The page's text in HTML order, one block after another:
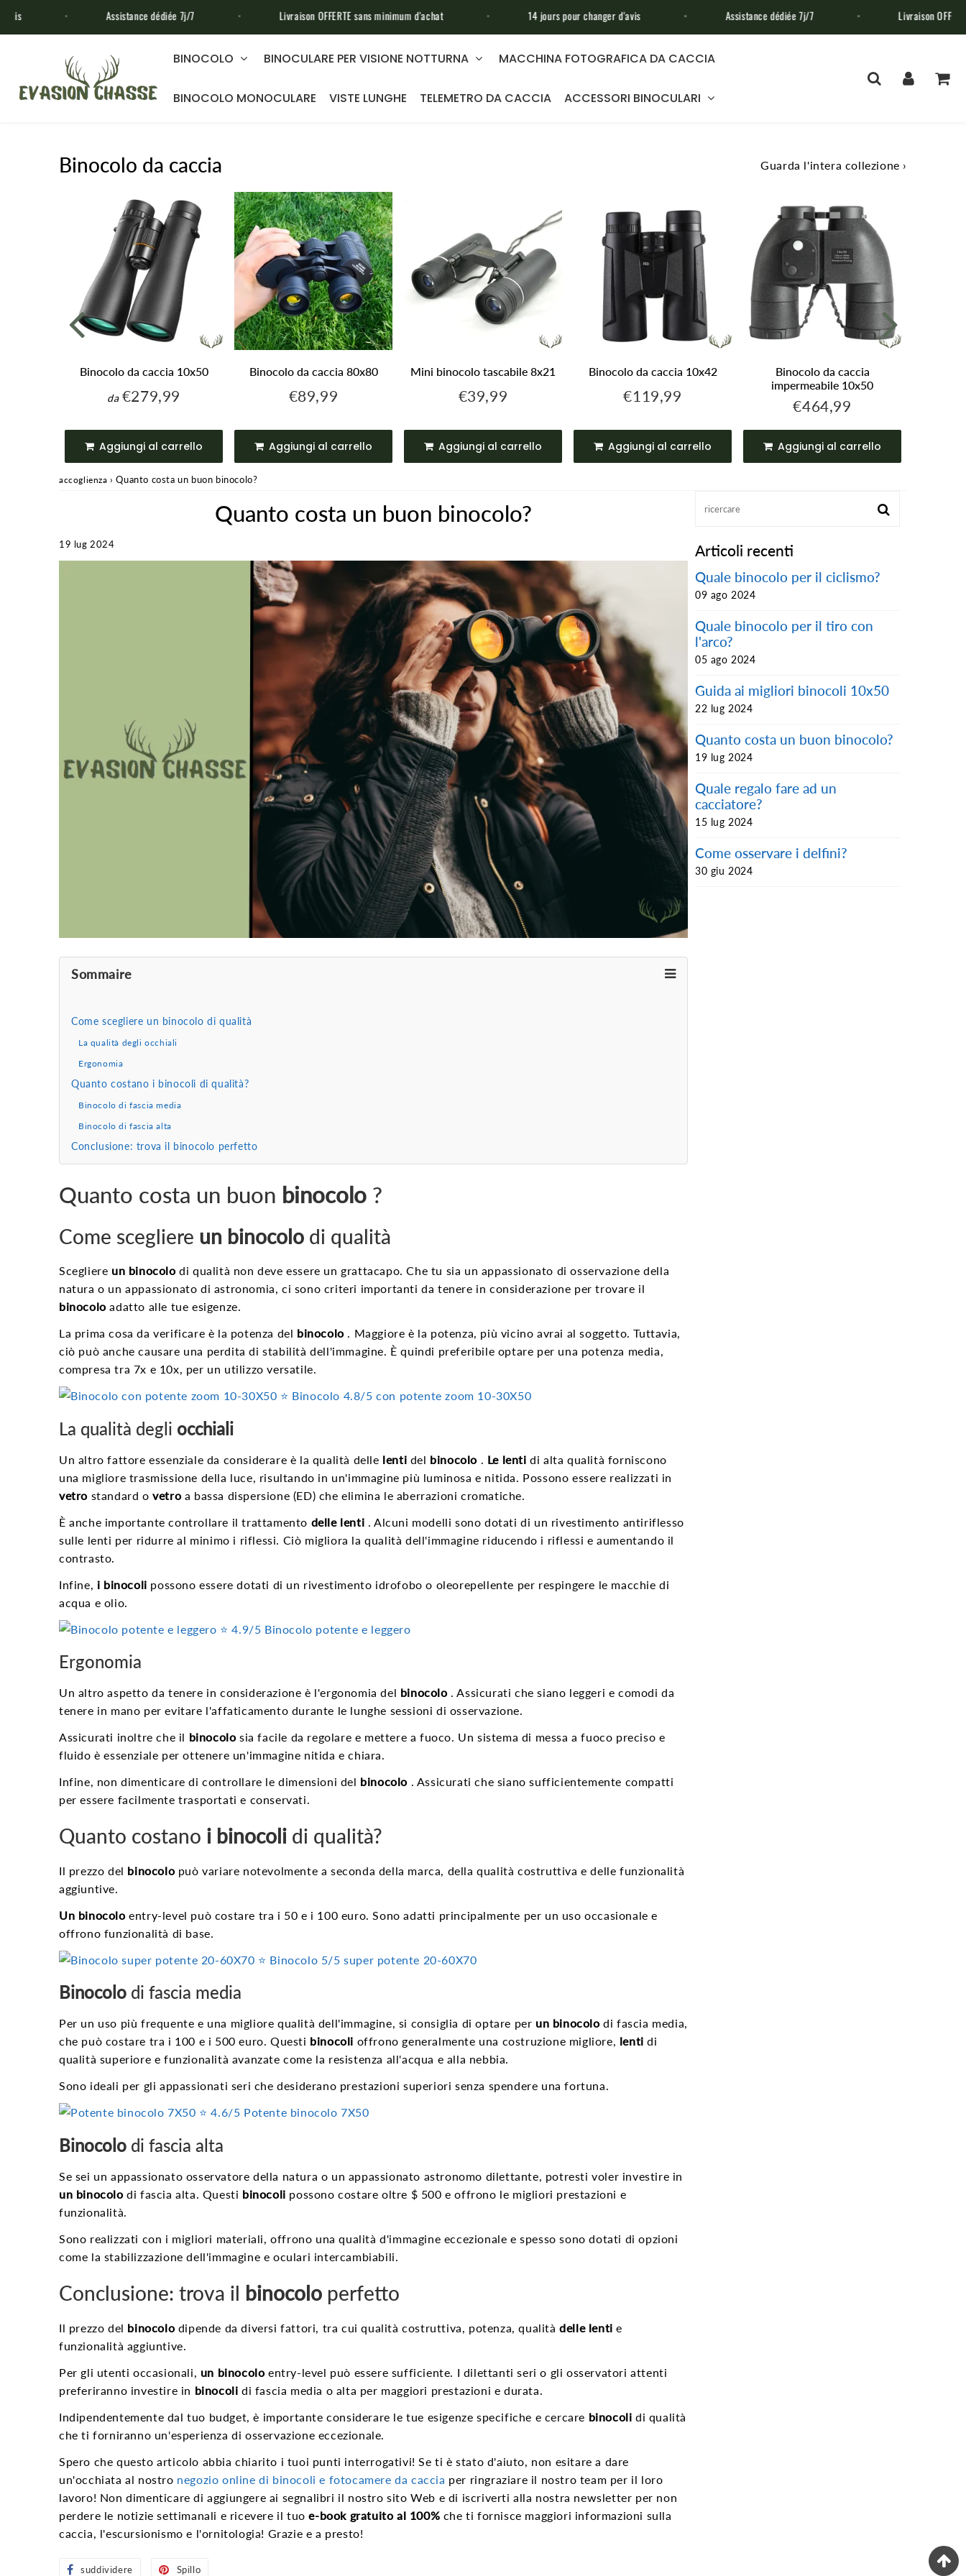
Assistance dédiée 7j/7 Livraison OFFERTE sans minimum d'achat 14 jours pour changer d'avis Assistance dédiée 7j/7 Livraison OFFERTE sans minimum
BINOCOLO BINOCULARE PER VISIONE NOTTURNA MACCHINA FOTOGRAFICA DA CACCIA
BINOCOLO MONOCULARE VISTE LUNGHE TELEMETRO DA CACCIA ACCESSORI BINOCULARI
Binocolo da caccia Guarda l'intera collezione ›
Binocolo da caccia 10x50
da Prezzo
€279,99
Aggiungi al carrello
Binocolo da caccia 80x80
Prezzo
€89,99
Aggiungi al carrello
Mini binocolo tascabile 8x21
Prezzo
€39,99
Aggiungi al carrello
Binocolo da caccia 10x42
Prezzo
€119,99
Aggiungi al carrello
Binocolo da caccia
impermeabile 10x50
Prezzo
€464,99
Aggiungi al carrello
accoglienza › Quanto costa un buon binocolo?
Quanto costa un buon binocolo?
19 lug 2024
Sommaire
Come scegliere un binocolo di qualità
La qualità degli occhiali
Ergonomia
Quanto costano i binocoli di qualità?
Binocolo di fascia media
Binocolo di fascia alta
Conclusione: trova il binocolo perfetto
Quanto costa un buon binocolo ?
Come scegliere un binocolo di qualità
Scegliere un binocolodi qualità non deve essere un grattacapo. Che tu sia un appassionato di osservazione della
natura o un appassionato di astronomia, ci sono criteri importanti da tenere in considerazione per trovare il
binocoloadatto alle tue esigenze.
La prima cosa da verificare è la potenza del binocolo. Maggiore è la potenza, più vicino avrai al soggetto. Tuttavia,
ciò può anche causare una perdita di stabilità dell'immagine. È quindi preferibile optare per una potenza media,
compresa tra 7x e 10x, per un utilizzo versatile.
⭐️ Binocolo 4.8/5 con potente zoom 10-30X50
La qualità degli occhiali
Un altro fattore essenziale da considerare è la qualità delle lenti del binocolo Le lenti di alta qualità forniscono
una migliore trasmissione della luce, risultando in un'immagine più luminosa e nitida. Possono essere realizzati in
vetro standard ovetroa bassa dispersione (ED) che elimina le aberrazioni cromatiche.
È anche importante controllare il trattamento delle lenti . Alcuni modelli sono dotati di un rivestimento antiriflesso
sulle lenti per ridurre al minimo i riflessi. Ciò migliora la qualità dell'immagine riducendo i riflessi e aumentando il
contrasto.
Infine, i binocoli possono essere dotati di un rivestimento idrofobo o oleorepellente per respingere le macchie di
acqua e olio.
⭐️ 4.9/5 Binocolo potente e leggero
Ergonomia
Un altro aspetto da tenere in considerazione è l'ergonomia del binocolo. Assicurati che siano leggeri e comodi da
tenere in mano per evitare l'affaticamento durante le lunghe sessioni di osservazione.
Assicurati inoltre che il binocolosia facile da regolare e mettere a fuoco. Un sistema di messa a fuoco preciso e
fluido è essenziale per ottenere un'immagine nitida e chiara.
Infine, non dimenticare di controllare le dimensioni del binocolo . Assicurati che siano sufficientemente compatti
per essere facilmente trasportati e conservati.
Quanto costano i binocoli di qualità?
Il prezzo del binocolopuò variare notevolmente a seconda della marca, della qualità costruttiva e delle funzionalità
aggiuntive.
Un binocoloentry-level può costare tra i 50 e i 100 euro. Sono adatti principalmente per un uso occasionale e
offrono funzionalità di base.
⭐️ Binocolo 5/5 super potente 20-60X70
Binocolo di fascia media
Per un uso più frequente e una migliore qualità dell'immagine, si consiglia di optare per un binocolodi fascia media,
che può costare tra i 100 e i 500 euro. Questi binocoli offrono generalmente una costruzione migliore, lenti di
qualità superiore e funzionalità avanzate come la resistenza all'acqua e alla nebbia.
Sono ideali per gli appassionati seri che desiderano prestazioni superiori senza spendere una fortuna.
⭐️ 4.6/5 Potente binocolo 7X50
Binocolo di fascia alta
Se sei un appassionato osservatore della natura o un appassionato astronomo dilettante, potresti voler investire in
un binocolodi fascia alta. Questi binocoli possono costare oltre $ 500 e offrono le migliori prestazioni e
funzionalità.
Sono realizzati con i migliori materiali, offrono una qualità d'immagine eccezionale e spesso sono dotati di opzioni
come la stabilizzazione dell'immagine e oculari intercambiabili.
Conclusione: trova il binocolo perfetto
Il prezzo del binocolodipende da diversi fattori, tra cui qualità costruttiva, potenza, qualitàdelle lenti e
funzionalità aggiuntive.
Per gli utenti occasionali, un binocoloentry-level può essere sufficiente. I dilettanti seri o gli osservatori attenti
preferiranno investire in binocoli di fascia media o alta per maggiori prestazioni e durata.
Indipendentemente dal tuo budget, è importante considerare le tue esigenze specifiche e cercare binocoli di qualità
che ti forniranno un'esperienza di osservazione eccezionale.
Spero che questo articolo abbia chiarito i tuoi punti interrogativi! Se ti è stato d'aiuto, non esitare a dare
un'occhiata al nostro negozio online di binocoli e fotocamere da caccia per ringraziare il nostro team per il loro
lavoro! Non dimenticare di aggiungere ai segnalibri il nostro sito Web e di iscriverti alla nostra newsletter per non
perdere le notizie settimanali e ricevere il tuo e-book gratuito al 100% che ti fornisce maggiori informazioni sulla
caccia, l'escursionismo e l'ornitologia! Grazie e a presto!
suddividere CondividiSpillo
Articoli recenti
Quale binocolo per il ciclismo?
09 ago 2024
Quale binocolo per il tiro con
l'arco?
05 ago 2024
Guida ai migliori binocoli 10x50
22 lug 2024
Quanto costa un buon binocolo?
19 lug 2024
Quale regalo fare ad un
cacciatore?
15 lug 2024
Come osservare i delfini?
30 giu 2024